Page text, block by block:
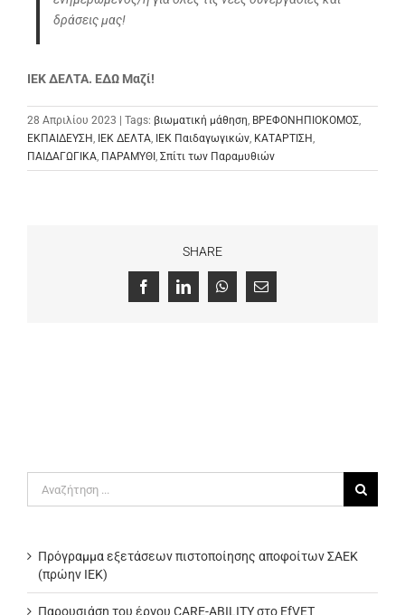
δράσεις μας!
ΙΕΚ ΔΕΛΤΑ. ΕΔΩ Μαζί!
28 Απριλίου 2023 | Tags: βιωματική μάθηση, ΒΡΕΦΟΝΗΠΙΟΚΟΜΟΣ,
ΕΚΠΑΙΔΕΥΣΗ, ΙΕΚ ΔΕΛΤΑ, ΙΕΚ Παιδαγωγικών, ΚΑΤΑΡΤΙΣΗ,
ΠΑΙΔΑΓΩΓΙΚΑ, ΠΑΡΑΜΥΘΙ , Σπίτι των Παραμυθιών
SHARE
FacebookLinkedInWhatsApp
Email
για:
Πρόγραμμα εξετάσεων πιστοποίησης αποφοίτων ΣΑΕΚ
(πρώην ΙΕΚ)
Παρουσιάση του έργου CARE-ABILITY στο EfVET